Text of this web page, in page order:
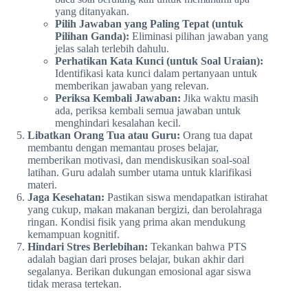
yang ditanyakan.
Pilih Jawaban yang Paling Tepat (untuk
Pilihan Ganda): Eliminasi pilihan jawaban yang
jelas salah terlebih dahulu.
Perhatikan Kata Kunci (untuk Soal Uraian):
Identifikasi kata kunci dalam pertanyaan untuk
memberikan jawaban yang relevan.
Periksa Kembali Jawaban: Jika waktu masih
ada, periksa kembali semua jawaban untuk
menghindari kesalahan kecil.
Libatkan Orang Tua atau Guru: Orang tua dapat
membantu dengan memantau proses belajar,
memberikan motivasi, dan mendiskusikan soal-soal
latihan. Guru adalah sumber utama untuk klarifikasi
materi.
Jaga Kesehatan: Pastikan siswa mendapatkan istirahat
yang cukup, makan makanan bergizi, dan berolahraga
ringan. Kondisi fisik yang prima akan mendukung
kemampuan kognitif.
Hindari Stres Berlebihan: Tekankan bahwa PTS
adalah bagian dari proses belajar, bukan akhir dari
segalanya. Berikan dukungan emosional agar siswa
tidak merasa tertekan.